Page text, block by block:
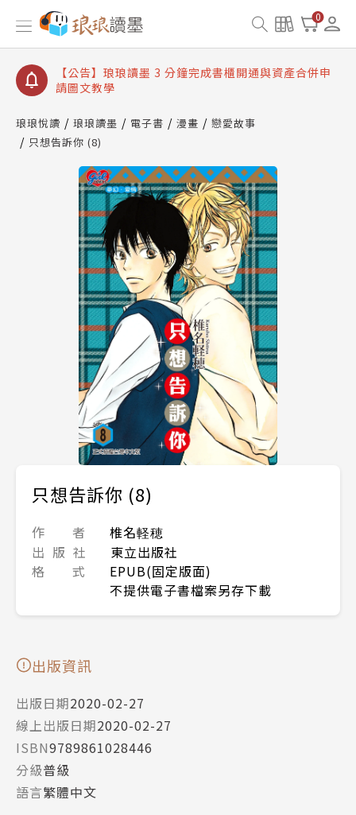
0
【公告】琅琅讀墨數位閱讀資產合併與書櫃開通申請
【公告】琅琅讀墨書櫃開通常見問題
【公告】琅琅讀墨 3 分鐘完成書櫃開通與資產合併申
請圖文教學
查詢
【公告】琅琅讀墨數位閱讀資產合併與書櫃開通申請
琅琅悅讀 琅琅讀墨 電子書 漫畫
戀愛故事
只想告訴你 (8)
只想告訴你 (8)
作 者
椎名軽穂
出 版 社
東立出版社
格 式
EPUB(固定版面)
不提供電子書檔案另存下載
出版資訊
出版日期2020-02-27
線上出版日期2020-02-27
ISBN9789861028446
分級普級
語言繁體中文